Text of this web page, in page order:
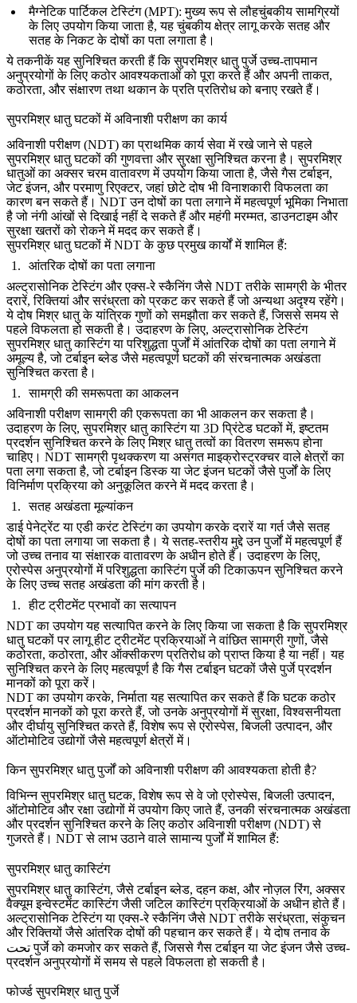
मैग्नेटिक पार्टिकल टेस्टिंग (MPT): मुख्य रूप से लौहचुंबकीय सामग्रियों
के लिए उपयोग किया जाता है, यह चुंबकीय क्षेत्र लागू करके सतह और
सतह के निकट के दोषों का पता लगाता है।
ये तकनीकें यह सुनिश्चित करती हैं किसुपरमिश्र धातु पुर्जेउच्च-तापमान
अनुप्रयोगों के लिए कठोर आवश्यकताओं को पूरा करते हैं और अपनी ताकत,
कठोरता, और संक्षारण तथा थकान के प्रति प्रतिरोध को बनाए रखते हैं।
सुपरमिश्र धातु घटकों में अविनाशी परीक्षण का कार्य
अविनाशी परीक्षण (NDT)का प्राथमिक कार्य सेवा में रखे जाने से पहले
सुपरमिश्र धातु घटकों की गुणवत्ता और सुरक्षा सुनिश्चित करना है। सुपरमिश्र
धातुओं का अक्सर चरम वातावरण में उपयोग किया जाता है, जैसे गैस टर्बाइन,
जेट इंजन, और परमाणु रिएक्टर, जहां छोटे दोष भी विनाशकारी विफलता का
कारण बन सकते हैं। NDT उन दोषों का पता लगाने में महत्वपूर्ण भूमिका निभाता
है जो नंगी आंखों से दिखाई नहीं दे सकते हैं और महंगी मरम्मत, डाउनटाइम और
सुरक्षा खतरों को रोकने में मदद कर सकते हैं।
सुपरमिश्र धातु घटकों में NDT के कुछ प्रमुख कार्यों में शामिल हैं:
आंतरिक दोषों का पता लगाना
अल्ट्रासोनिक टेस्टिंग औरएक्स-रे स्कैनिंगजैसे NDT तरीके सामग्री के भीतर
दरारें, रिक्तियां और सरंध्रता को प्रकट कर सकते हैं जो अन्यथा अदृश्य रहेंगे।
ये दोष मिश्र धातु के यांत्रिक गुणों को समझौता कर सकते हैं, जिससे समय से
पहले विफलता हो सकती है। उदाहरण के लिए, अल्ट्रासोनिक टेस्टिंग
सुपरमिश्र धातु कास्टिंगया परिशुद्धता पुर्जों में आंतरिक दोषों का पता लगाने में
अमूल्य है, जोटर्बाइन ब्लेडजैसे महत्वपूर्ण घटकों की संरचनात्मक अखंडता
सुनिश्चित करता है।
सामग्री की समरूपता का आकलन
अविनाशी परीक्षण सामग्री की एकरूपता का भी आकलन कर सकता है।
उदाहरण के लिए,सुपरमिश्र धातु कास्टिंगया 3D प्रिंटेड घटकों में, इष्टतम
प्रदर्शन सुनिश्चित करने के लिए मिश्र धातु तत्वों का वितरण समरूप होना
चाहिए। NDT सामग्री पृथक्करण या असंगत माइक्रोस्ट्रक्चर वाले क्षेत्रों का
पता लगा सकता है, जोटर्बाइन डिस्कयाजेट इंजन घटकोंजैसे पुर्जों के लिए
विनिर्माण प्रक्रिया को अनुकूलित करने में मदद करता है।
सतह अखंडता मूल्यांकन
डाई पेनेट्रेंट याएडी करंट टेस्टिंगका उपयोग करके दरारें या गर्त जैसे सतह
दोषों का पता लगाया जा सकता है। ये सतह-स्तरीय मुद्दे उन पुर्जों में महत्वपूर्ण हैं
जो उच्च तनाव या संक्षारक वातावरण के अधीन होते हैं। उदाहरण के लिए,
एरोस्पेस अनुप्रयोगों मेंपरिशुद्धता कास्टिंगपुर्जे की टिकाऊपन सुनिश्चित करने
के लिए उच्च सतह अखंडता की मांग करती है।
हीट ट्रीटमेंट प्रभावों का सत्यापन
NDT का उपयोग यह सत्यापित करने के लिए किया जा सकता है किसुपरमिश्र
धातु घटकोंपर लागू हीट ट्रीटमेंट प्रक्रियाओं ने वांछित सामग्री गुणों, जैसे
कठोरता, कठोरता, और ऑक्सीकरण प्रतिरोध को प्राप्त किया है या नहीं। यह
सुनिश्चित करने के लिए महत्वपूर्ण है किगैस टर्बाइन घटकोंजैसे पुर्जे प्रदर्शन
मानकों को पूरा करें।
NDT का उपयोग करके, निर्माता यह सत्यापित कर सकते हैं कि घटक कठोर
प्रदर्शन मानकों को पूरा करते हैं, जो उनके अनुप्रयोगों में सुरक्षा, विश्वसनीयता
और दीर्घायु सुनिश्चित करते हैं, विशेष रूप सेएरोस्पेस,बिजली उत्पादन, और
ऑटोमोटिवउद्योगों जैसे महत्वपूर्ण क्षेत्रों में।
किन सुपरमिश्र धातु पुर्जों को अविनाशी परीक्षण की आवश्यकता होती है?
विभिन्न सुपरमिश्र धातु घटक, विशेष रूप से वे जो एरोस्पेस, बिजली उत्पादन,
ऑटोमोटिव और रक्षा उद्योगों में उपयोग किए जाते हैं, उनकी संरचनात्मक अखंडता
और प्रदर्शन सुनिश्चित करने के लिए कठोर अविनाशी परीक्षण (NDT) से
गुजरते हैं। NDT से लाभ उठाने वाले सामान्य पुर्जों में शामिल हैं:
सुपरमिश्र धातु कास्टिंग
सुपरमिश्र धातुकास्टिंग, जैसे टर्बाइन ब्लेड, दहन कक्ष, और नोज़ल रिंग, अक्सर
वैक्यूम इन्वेस्टमेंट कास्टिंगजैसी जटिल कास्टिंग प्रक्रियाओं के अधीन होते हैं।
अल्ट्रासोनिक टेस्टिंग या एक्स-रे स्कैनिंग जैसे NDT तरीके सरंध्रता, संकुचन
और रिक्तियों जैसे आंतरिक दोषों की पहचान कर सकते हैं। ये दोष तनाव के
تحت पुर्जे को कमजोर कर सकते हैं, जिससे गैस टर्बाइन या जेट इंजन जैसे उच्च-
प्रदर्शन अनुप्रयोगों में समय से पहले विफलता हो सकती है।
फोर्ज्ड सुपरमिश्र धातु पुर्जे